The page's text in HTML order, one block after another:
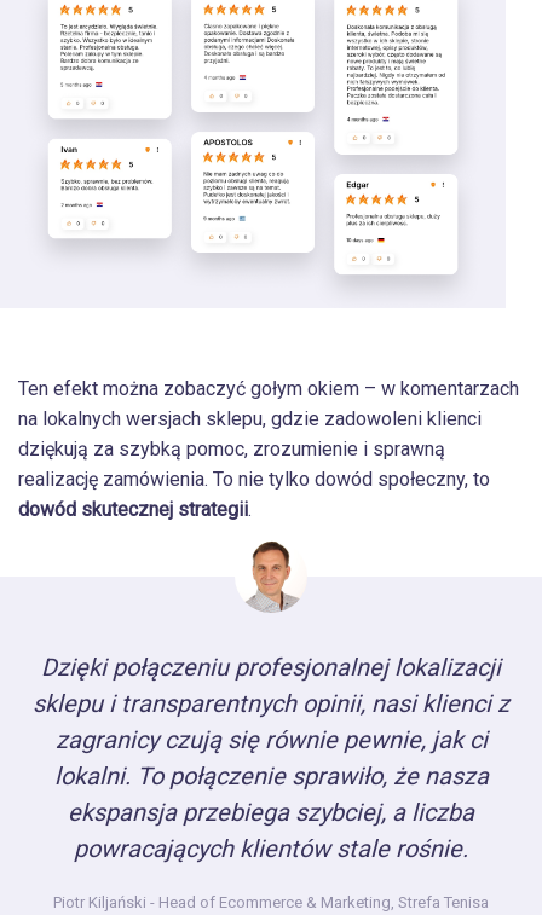
Ten efekt można zobaczyć gołym okiem – w komentarzach
na lokalnych wersjach sklepu, gdzie zadowoleni klienci
dziękują za szybką pomoc, zrozumienie i sprawną
realizację zamówienia. To nie tylko dowód społeczny, to
dowód skutecznej strategii.
Dzięki połączeniu profesjonalnej lokalizacji
sklepu i transparentnych opinii, nasi klienci z
zagranicy czują się równie pewnie, jak ci
lokalni. To połączenie sprawiło, że nasza
ekspansja przebiega szybciej, a liczba
powracających klientów stale rośnie.
Piotr Kiljański - Head of Ecommerce & Marketing, Strefa Tenisa